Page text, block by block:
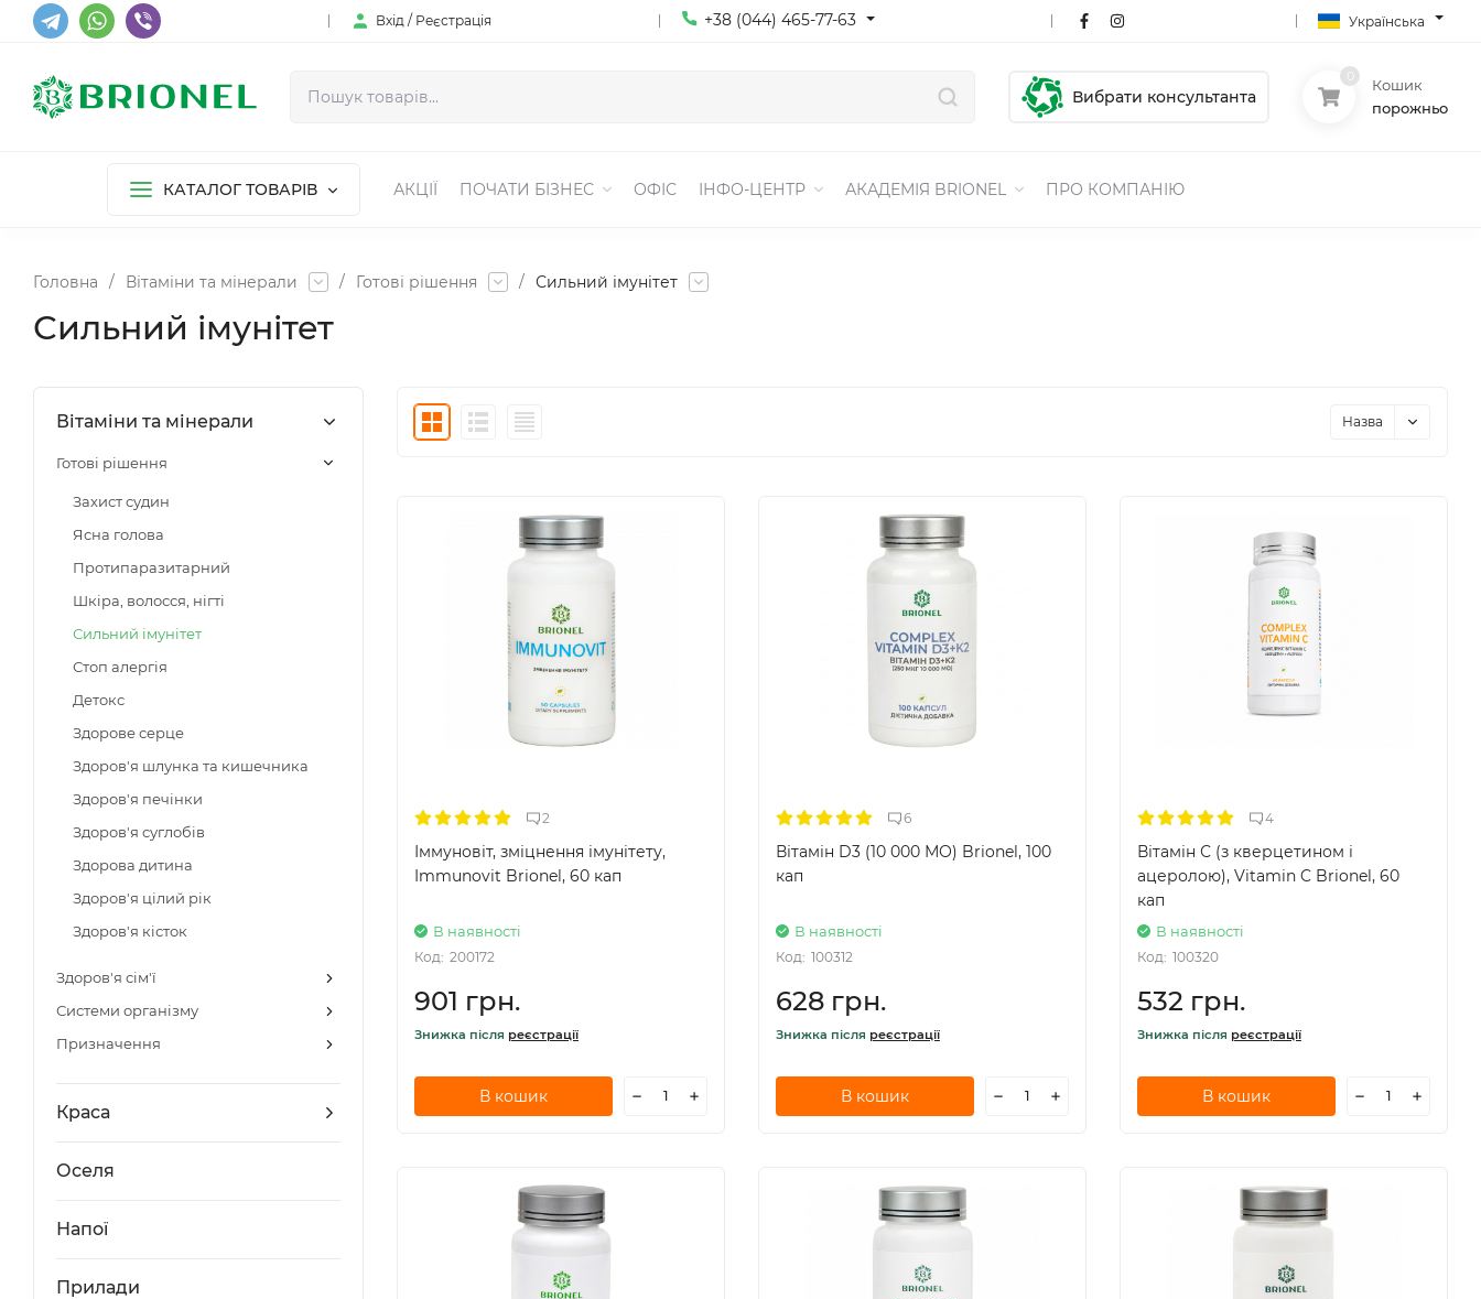
Вхід / Реєстрація +38 (044) 465-77-63 Українська
Вибрати консультанта
Кошик
порожньо
КАТАЛОГ ТОВАРІВ АКЦІЇ ПОЧАТИ БІЗНЕС ОФІС ІНФО-ЦЕНТР АКАДЕМІЯ BRIONEL ПРО КОМПАНІЮ
Головна / Вітаміни та мінерали / Готові рішення / Сильний імунітет
Сильний імунітет
Вітаміни та мінерали
Готові рішення
Захист судин
Ясна голова
Протипаразитарний
Шкіра, волосся, нігті
Сильний імунітет
Стоп алергія
Детокс
Здорове серце
Здоров'я шлунка та кишечника
Здоров'я печінки
Здоров'я суглобів
Здорова дитина
Здоров'я цілий рік
Здоров'я кісток
Здоров'я сім'ї
Системи організму
Призначення
Краса
Оселя
Напої
Прилади
Назва
2
Іммуновіт, зміцнення імунітету,
Immunovit Brionel, 60 кап
В наявності
Код: 200172
901 грн.
Знижка після реєстрації
В кошик
6
Вітамін D3 (10 000 МО) Brionel, 100
кап
В наявності
Код: 100312
628 грн.
Знижка після реєстрації
В кошик
4
Вітамін С (з кверцетином і
ацеролою), Vitamin C Brionel, 60
кап
В наявності
Код: 100320
532 грн.
Знижка після реєстрації
В кошик